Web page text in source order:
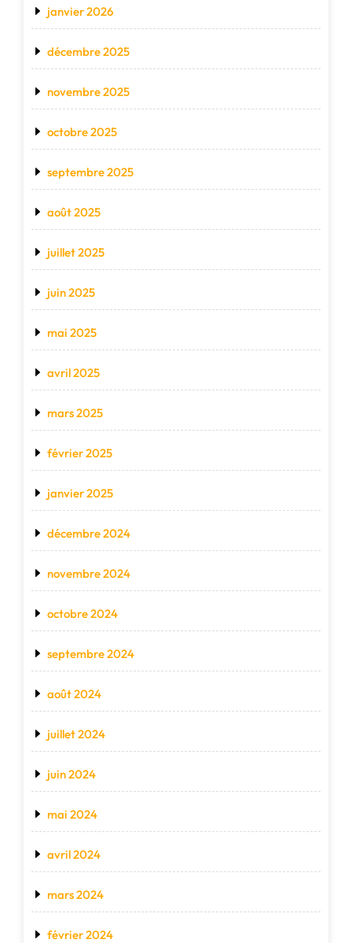
janvier 2026
décembre 2025
novembre 2025
octobre 2025
septembre 2025
août 2025
juillet 2025
juin 2025
mai 2025
avril 2025
mars 2025
février 2025
janvier 2025
décembre 2024
novembre 2024
octobre 2024
septembre 2024
août 2024
juillet 2024
juin 2024
mai 2024
avril 2024
mars 2024
février 2024